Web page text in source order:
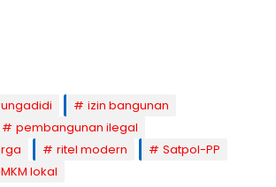
izin bangunan
pembangunan ilegal
ritel modern
Satpol-PP
lokal